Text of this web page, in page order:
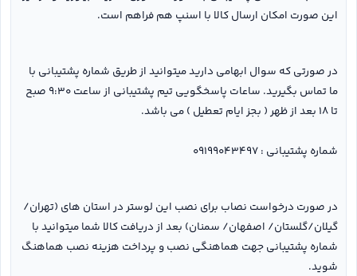
این صورت امکان ارسال کالا با اسنپ هم فراهم است.
در صورتی که سوال ابهامی دارید میتوانید از طریق شماره پشتیبانی با
ما تماس بگیرید. ساعات پاسخگویی تیم پشتیبانی از ساعت ۹:۳۰ صبح
تا ۱۸ بعد از ظهر ( بجز ایام تعطیل ) می باشد.
شماره پشتیبانی : ۰۹۱۹۹۰۴۳۴۹۷
در صورت درخواست نصاب برای نصب این لوستر در استان های (تهران/
گیلان/گلستان/ اصفهان/ سمنان) بعد از دریافت کالا شما میتوانید با
شماره پشتیبانی جهت هماهنگی نصب و پرداخت هزینه نصب هماهنگ
شوید.